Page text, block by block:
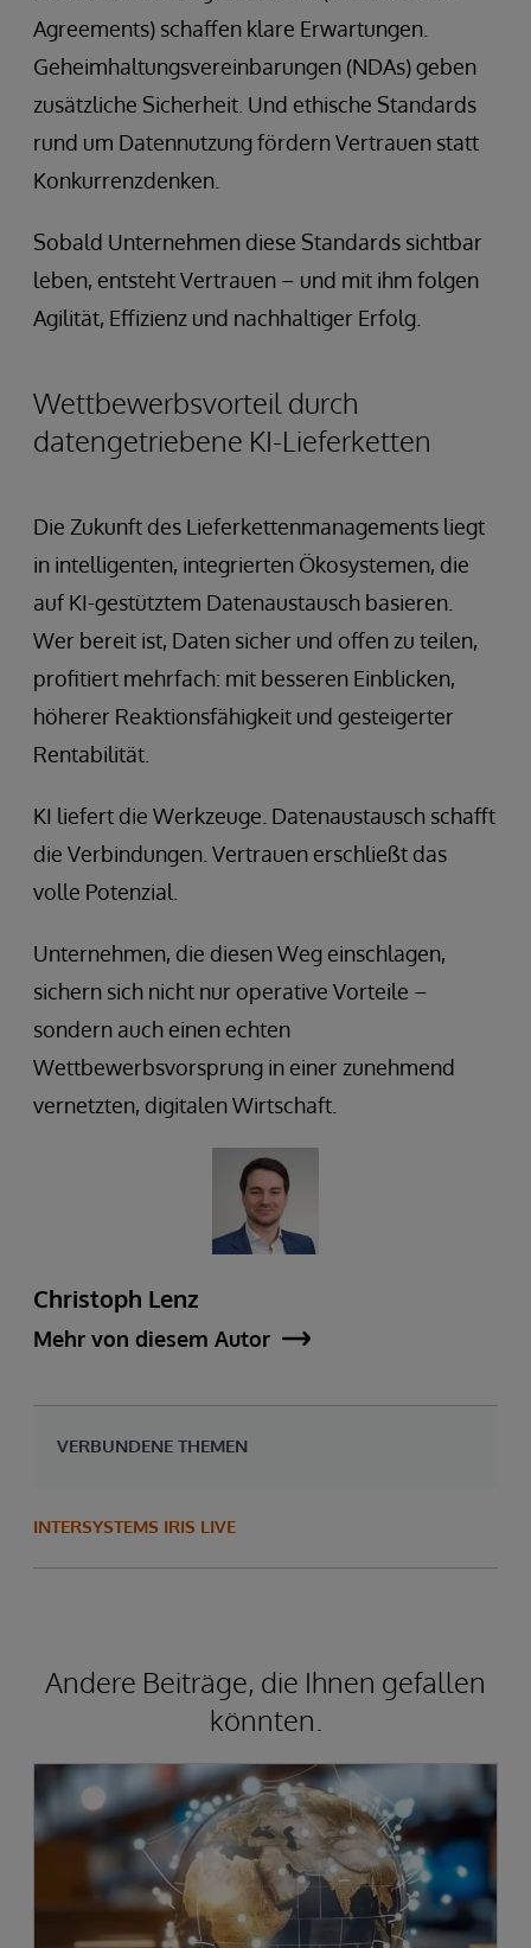
Agreements) schaffen klare Erwartungen.
Geheimhaltungsvereinbarungen (NDAs) geben
zusätzliche Sicherheit. Und ethische Standards
rund um Datennutzung fördern Vertrauen statt
Konkurrenzdenken.
Sobald Unternehmen diese Standards sichtbar
leben, entsteht Vertrauen – und mit ihm folgen
Agilität, Effizienz und nachhaltiger Erfolg.
Wettbewerbsvorteil durch
datengetriebene KI-Lieferketten
Die Zukunft des Lieferkettenmanagements liegt
in intelligenten, integrierten Ökosystemen, die
auf KI-gestütztem Datenaustausch basieren.
Wer bereit ist, Daten sicher und offen zu teilen,
profitiert mehrfach: mit besseren Einblicken,
höherer Reaktionsfähigkeit und gesteigerter
Rentabilität.
KI liefert die Werkzeuge. Datenaustausch schafft
die Verbindungen. Vertrauen erschließt das
volle Potenzial.
Unternehmen, die diesen Weg einschlagen,
sichern sich nicht nur operative Vorteile –
sondern auch einen echten
Wettbewerbsvorsprung in einer zunehmend
vernetzten, digitalen Wirtschaft.
Christoph Lenz
Mehr von diesem Autor
VERBUNDENE THEMEN
INTERSYSTEMS IRIS LIVE
Andere Beiträge, die Ihnen gefallen
könnten.